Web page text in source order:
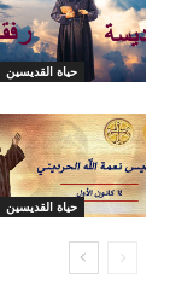
حياة القديسين
حياة القديسين